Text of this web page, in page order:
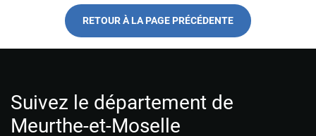
RETOUR À LA PAGE PRÉCÉDENTE
Suivez le département de
Meurthe-et-Moselle